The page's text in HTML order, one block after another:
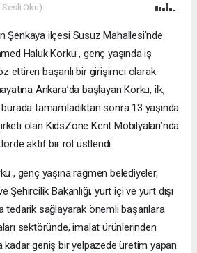
Sesli Oku)
Şenkaya ilçesi Susuz Mahallesi’nde
Haluk Korku , genç yaşında iş
ettiren başarılı bir girişimci olarak
Ankara’da başlayan Korku, ilk,
tamamladıktan sonra 13 yaşında
olan KidsZone Kent Mobilyaları’nda
aktif bir rol üstlendi.
, genç yaşına rağmen belediyeler,
Bakanlığı, yurt içi ve yurt dışı
sağlayarak önemli başarılara
sektöründe, imalat ürünlerinden
kadar geniş bir yelpazede üretim yapan